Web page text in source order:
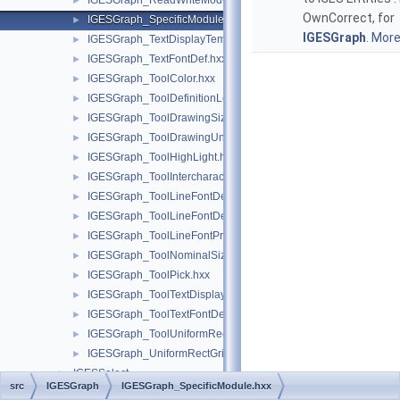
► IGESGraph_SpecificModule.hxx
► IGESGraph_TextDisplayTemplate.hxx
► IGESGraph_TextFontDef.hxx
► IGESGraph_ToolColor.hxx
► IGESGraph_ToolDefinitionLevel.hxx
► IGESGraph_ToolDrawingSize.hxx
► IGESGraph_ToolDrawingUnits.hxx
► IGESGraph_ToolHighLight.hxx
► IGESGraph_ToolIntercharacterSpacing.hxx
► IGESGraph_ToolLineFontDefPattern.hxx
► IGESGraph_ToolLineFontDefTemplate.hxx
► IGESGraph_ToolLineFontPredefined.hxx
► IGESGraph_ToolNominalSize.hxx
► IGESGraph_ToolPick.hxx
► IGESGraph_ToolTextDisplayTemplate.hxx
► IGESGraph_ToolTextFontDef.hxx
► IGESGraph_ToolUniformRectGrid.hxx
► IGESGraph_UniformRectGrid.hxx
► IGESSelect
► IGESSolid
OwnCorrect, for
IGESGraph
src IGESGraph IGESGraph_SpecificModule.hxx